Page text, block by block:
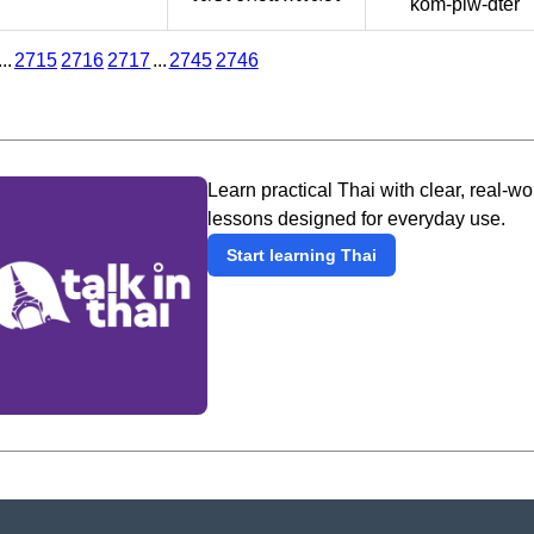
2715 2716 2717... 2745 2746
Learn practical Thai with clear, real-
lessons designed for everyday use.
Start learning Thai